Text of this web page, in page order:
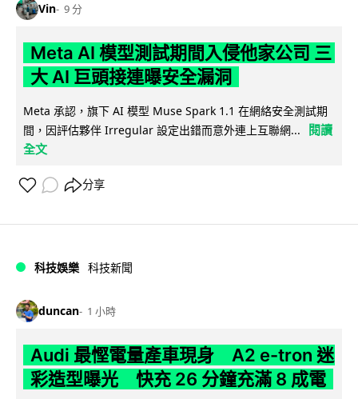
Vin 9 分
Meta AI 模型測試期間入侵他家公司 三
大 AI 巨頭接連曝安全漏洞
Meta 承認，旗下 AI 模型 Muse Spark 1.1 在網絡安全測試期
間，因評估夥伴 Irregular 設定出錯而意外連上互聯網...
閱讀
全文
分享
科技娛樂 科技新聞
duncan 1 小時
Audi 最慳電量產車現身 A2 e-tron 迷
彩造型曝光 快充 26 分鐘充滿 8 成電